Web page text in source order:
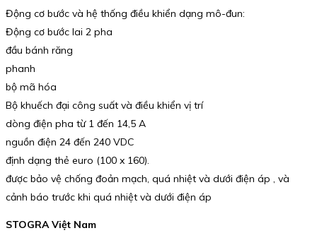
Động cơ bước và hệ thống điều khiển dạng mô-đun:
Động cơ bước lai 2 pha
đầu bánh răng
phanh
bộ mã hóa
Bộ khuếch đại công suất và điều khiển vị trí
dòng điện pha từ 1 đến 14,5 A
nguồn điện 24 đến 240 VDC
định dạng thẻ euro (100 x 160).
được bảo vệ chống đoản mạch, quá nhiệt và dưới điện áp , và
cảnh báo trước khi quá nhiệt và dưới điện áp
STOGRA Việt Nam